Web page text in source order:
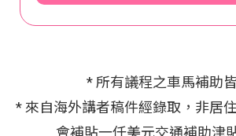
* 所有議程之車馬補助
* 來自海外講者稿件經錄取，非居
會補貼一仟美元交通補助津